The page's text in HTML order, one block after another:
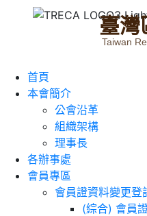
臺灣
Taiwan
首頁
本會簡介
公會沿革
組織架構
理事長
各辦事處
會員專區
會員證資料變更登
(綜合) 會員